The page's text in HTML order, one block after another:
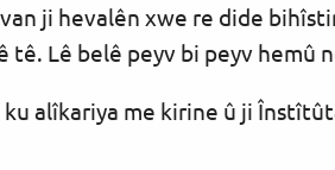
ji hevalên xwe re dide
tê. Lê belê peyv bi peyv
alîkariya me kirine û ji